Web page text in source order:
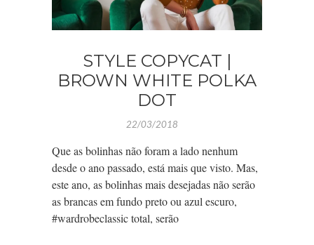
STYLE COPYCAT |
BROWN WHITE POLKA
DOT
22/03/2018
Que as bolinhas não foram a lado nenhum
desde o ano passado, está mais que visto. Mas,
este ano, as bolinhas mais desejadas não serão
as brancas em fundo preto ou azul escuro,
#wardrobeclassic total, serão